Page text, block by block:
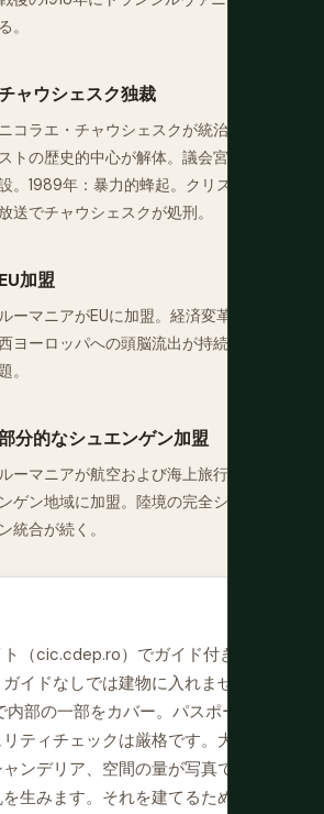
る。
ャウシェスク独裁
ニコラエ・チャウシェスクが統治。ブカレ
ストの歴史的中心が解体。議会宮殿が建
。1989年：暴力的蜂起。クリスマスの生
放送でチャウシェスクが処刑。
EU加盟
ルーマニアがEUに加盟。経済変革が加速。
ヨーロッパへの頭脳流出が持続的な課
題。
分的なシュエンゲン加盟
ルーマニアが航空および海上旅行でシュエ
ンゲン地域に加盟。陸境の完全シュエンゲ
ン統合が続く。
（cic.cdep.ro）でガイド付きツア
イドなしでは建物に入れません。
部の一部をカバー。パスポート
ティチェックは厳格です。大理石
ンデリア、空間の量が写真では準
生みます。それを建てるために何